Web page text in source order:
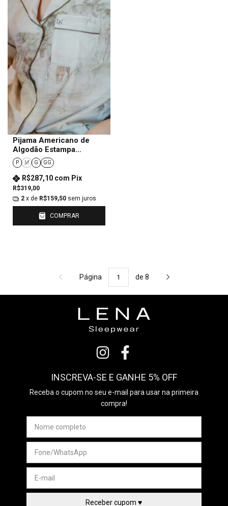
Pijama Americano de
Algodão Estampa
Pantanal Feminino
P M G GG
R$319,00
R$287,10 com Pix
2 x de R$159,50 sem juros
COMPRAR
Página de 8
INSCREVA-SE E GANHE 5% OFF
Receba o cupom no seu e-mail para usar na primeira
compra!